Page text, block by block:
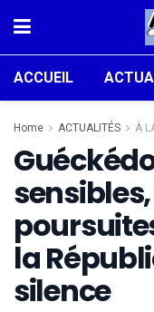
ACCUEIL
Home ACTUALITÉS À
la
silence